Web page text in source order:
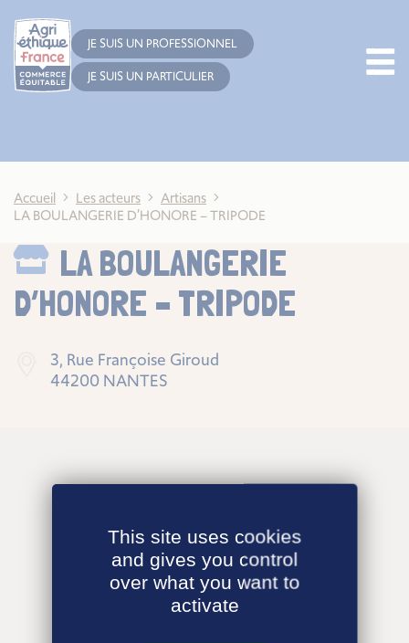
JE SUIS UN PROFESSIONNEL
JE SUIS UN PARTICULIER
Accueil Les acteurs
Artisans
LA BOULANGERIE D’HONORE – TRIPODE
LA BOULANGERIE
D’HONORE – TRIPODE
3, Rue Françoise Giroud
44200 NANTES
This site uses cookies
and gives you control
over what you want to
activate